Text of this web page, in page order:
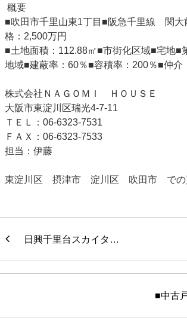
概要
■吹田市千里山東1丁目■阪急千里線 関
格：2,500万円
■土地面積：112.88㎡■市街化区域■宅地■
地域■建蔽率：60％■容積率：200％■仲介
株式会社ＮＡＧＯＭＩ ＨＯＵＳＥ
大阪市東淀川区瑞光4-7-11
ＴＥＬ：06-6323-7531
ＦＡＸ：06-6323-7533
担当：伊藤
東淀川区 摂津市 淀川区 吹田市 での
日興千里台スカイタ…
■中古